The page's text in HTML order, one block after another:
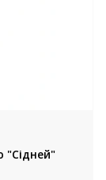
"Сідней"